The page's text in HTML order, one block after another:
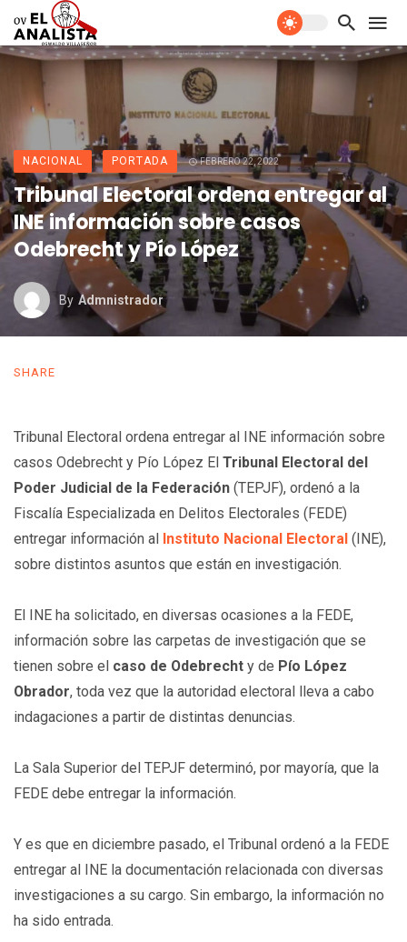
NACIONAL PORTADA FEBRERO 22, 2022
Tribunal Electoral ordena entregar al
INE información sobre casos
Odebrecht y Pío López
By Admnistrador
SHARE
Tribunal Electoral ordena entregar al INE información sobre
casos Odebrecht y Pío López El Tribunal Electoral del
Poder Judicial de la Federación (TEPJF), ordenó a la
Fiscalía Especializada en Delitos Electorales (FEDE)
entregar información al Instituto Nacional Electoral (INE),
sobre distintos asuntos que están en investigación.
El INE ha solicitado, en diversas ocasiones a la FEDE,
información sobre las carpetas de investigación que se
tienen sobre el caso de Odebrecht y de Pío López
Obrador, toda vez que la autoridad electoral lleva a cabo
indagaciones a partir de distintas denuncias.
La Sala Superior del TEPJF determinó, por mayoría, que la
FEDE debe entregar la información.
Y es que en diciembre pasado, el Tribunal ordenó a la FEDE
entregar al INE la documentación relacionada con diversas
investigaciones a su cargo. Sin embargo, la información no
ha sido entrada.